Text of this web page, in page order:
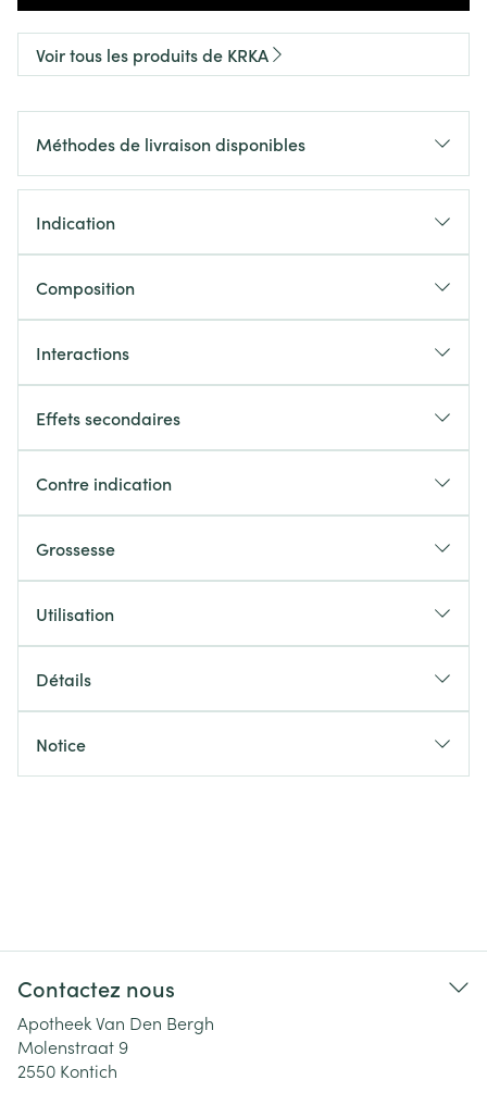
Voir tous les produits de KRKA
Méthodes de livraison disponibles
Indication
Composition
Interactions
Effets secondaires
Contre indication
Grossesse
Utilisation
Détails
Notice
Contactez nous
Apotheek Van Den Bergh
Molenstraat 9
2550 Kontich